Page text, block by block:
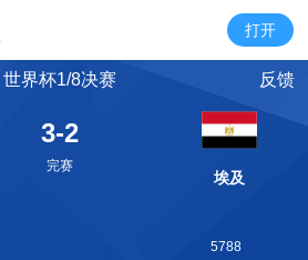
世界杯1/8决赛 反馈
3-2
完赛
埃及
5788